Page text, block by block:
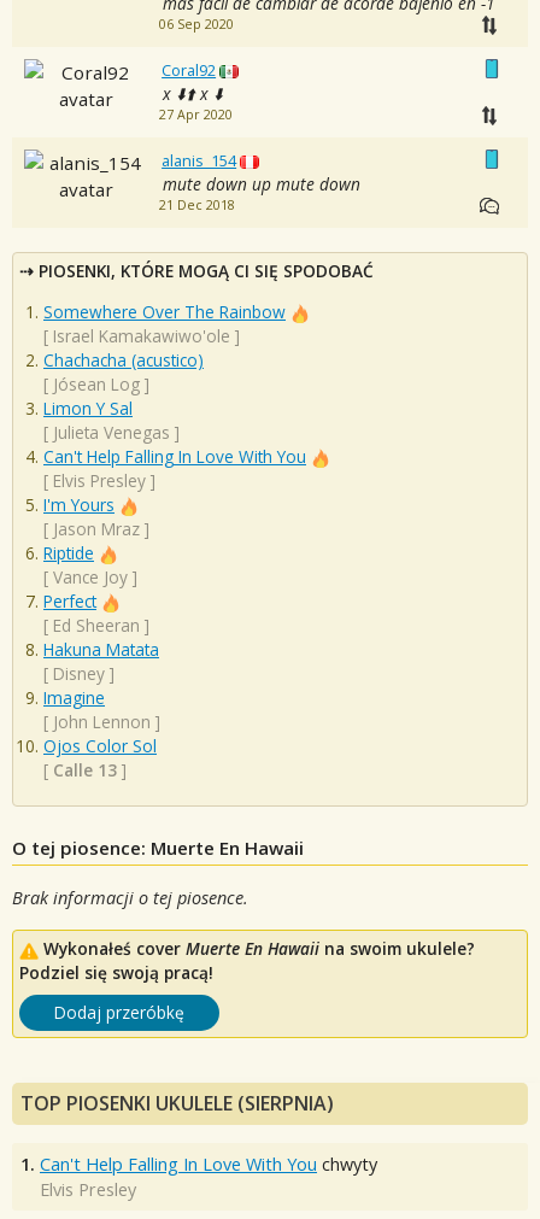
06 Sep 2020
Coral92
x ⬇️⬆️ x ⬇️
27 Apr 2020
alanis_154
mute down up mute down
21 Dec 2018
PIOSENKI, KTÓRE MOGĄ CI SIĘ SPODOBAĆ
Somewhere Over The Rainbow
[ Israel Kamakawiwo'ole ]
Chachacha (acustico)
[ Jósean Log ]
Limon Y Sal
[ Julieta Venegas ]
Can't Help Falling In Love With You
[ Elvis Presley ]
I'm Yours
[ Jason Mraz ]
Riptide
[ Vance Joy ]
Perfect
[ Ed Sheeran ]
Hakuna Matata
[ Disney ]
Imagine
[ John Lennon ]
Ojos Color Sol
[ Calle 13 ]
O tej piosence: Muerte En Hawaii
Brak informacji o tej piosence.
Wykonałeś cover Muerte En Hawaii na swoim ukulele?
Podziel się swoją pracą!
Dodaj przeróbkę
TOP PIOSENKI UKULELE (SIERPNIA)
1. Can't Help Falling In Love With You chwyty
Elvis Presley